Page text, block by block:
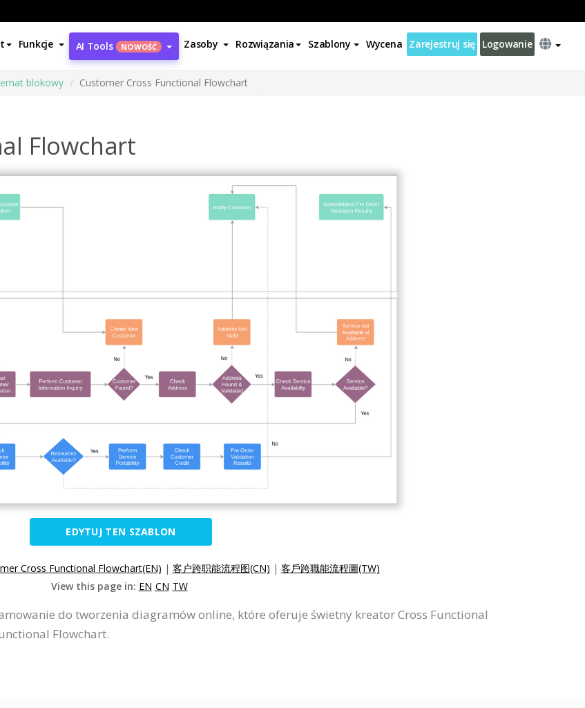
Funkcje AI Tools NOWOŚĆ Zasoby Rozwiązania Szablony Wycena Zarejestruj się Logowanie
blokowy Customer Cross Functional Flowchart
Flowchart
EDYTUJ TEN SZABLON
Cross Functional Flowchart(EN) | 客户跨职能流程图(CN) | 客戶跨職能流程圖(TW)
View this page in: EN CN TW
do tworzenia diagramów online, które oferuje świetny kreator Cross Functional
Flowchart.